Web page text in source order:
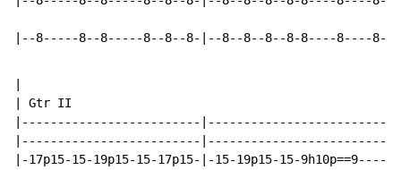
|--8-----8--8-----8--8--8-|--8--8--8--8-8----8----8-
| Gtr II
|-------------------------
|-------------------------
|-17p15-15-19p15-15-17p15-|-15-19p15-15-